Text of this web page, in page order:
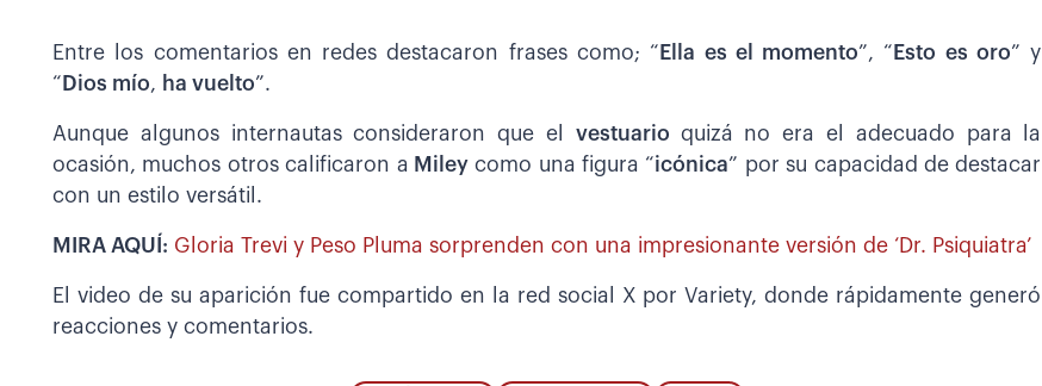
Entre los comentarios en redes destacaron frases como; “ Ella es el momento”, “ Esto es oro” y
“ Dios mío, ha vuelto”.
Aunque algunos internautas consideraron que el vestuario quizá no era el adecuado para la
ocasión, muchos otros calificaron a Mileycomo una figura “icónica” por su capacidad de destacar
con un estilo versátil.
MIRA AQUÍ: Gloria Trevi y Peso Pluma sorprenden con una impresionante versión de ‘Dr. Psiquiatra’
El video de su aparición fue compartido en la red social X por Variety, donde rápidamente generó
reacciones y comentarios.